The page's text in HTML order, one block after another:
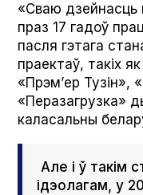
«Сваю дзейнасць
праз 17 гадоў
пасля гэтага
праектаў, такіх
«Прэм’ер Тузін»,
«Перазагрузка»
каласальны
Але і ў такім
ідэолагам, у